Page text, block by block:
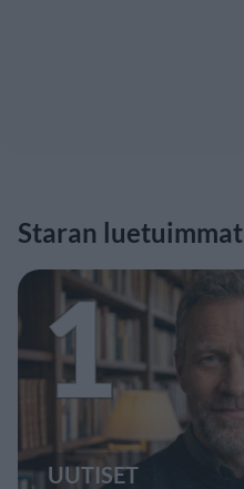
Staran luetuimmat
1
UUTISET